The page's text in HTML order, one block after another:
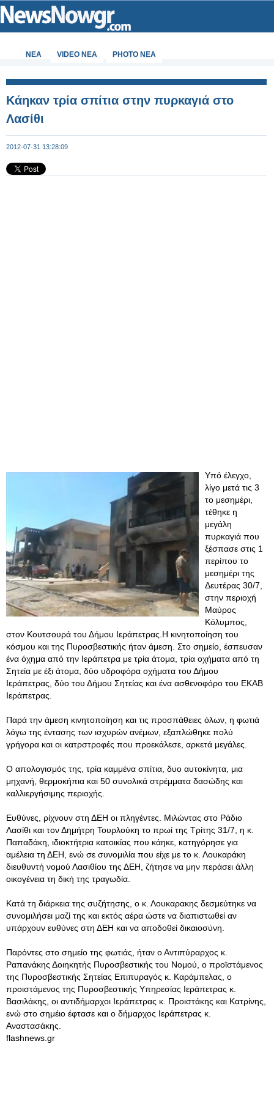
ΝΕΑ VIDEO NEA PHOTO NEA
Κάηκαν τρία σπίτια στην πυρκαγιά στο
Λασίθι
2012-07-31 13:28:09
Υπό έλεγχο,
λίγο μετά τις 3
το μεσημέρι,
τέθηκε η
μεγάλη
πυρκαγιά που
ξέσπασε στις 1
περίπου το
μεσημέρι της
Δευτέρας 30/7,
στην περιοχή
Μαύρος
Κόλυμπος,
στον Κουτσουρά του Δήμου Ιεράπετρας.Η κινητοποίηση του
κόσμου και της Πυροσβεστικής ήταν άμεση. Στο σημείο, έσπευσαν
ένα όχημα από την Ιεράπετρα με τρία άτομα, τρία οχήματα από τη
Σητεία με έξι άτομα, δύο υδροφόρα οχήματα του Δήμου
Ιεράπετρας, δύο του Δήμου Σητείας και ένα ασθενοφόρο του ΕΚΑΒ
Ιεράπετρας.
Παρά την άμεση κινητοποίηση και τις προσπάθειες όλων, η φωτιά
λόγω της έντασης των ισχυρών ανέμων, εξαπλώθηκε πολύ
γρήγορα και οι κατρστροφές που προεκάλεσε, αρκετά μεγάλες.
Ο απολογισμός της, τρία καμμένα σπίτια, δυο αυτοκίνητα, μια
μηχανή, θερμοκήπια και 50 συνολικά στρέμματα δασώδης και
καλλιεργήσιμης περιοχής.
Ευθύνες, ρίχνουν στη ΔΕΗ οι πληγέντες. Μιλώντας στο Ράδιο
Λασίθι και τον Δημήτρη Τουρλούκη το πρωί της Τρίτης 31/7, η κ.
Παπαδάκη, ιδιοκτήτρια κατοικίας που κάηκε, κατηγόρησε για
αμέλεια τη ΔΕΗ, ενώ σε συνομιλία που είχε με το κ. Λουκαράκη
διευθυντή νομού Λασιθίου της ΔΕΗ, ζήτησε να μην περάσει άλλη
οικογένεια τη δική της τραγωδία.
Κατά τη διάρκεια της συζήτησης, ο κ. Λουκαρακης δεσμεύτηκε να
συνομιλήσει μαζί της και εκτός αέρα ώστε να διαπιστωθεί αν
υπάρχουν ευθύνες στη ΔΕΗ και να αποδοθεί δικαιοσύνη.
Παρόντες στο σημείο της φωτιάς, ήταν ο Αντιπύραρχος κ.
Ραπανάκης Δοιηκητής Πυροσβεστικής του Νομού, ο προϊστάμενος
της Πυροσβεστικής Σητείας Επιπυραγός κ. Καράμπελας, ο
προιστάμενος της Πυροσβεστικής Υπηρεσίας Ιεράπετρας κ.
Βασιλάκης, οι αντιδήμαρχοι Ιεράπετρας κ. Προιστάκης και Κατρίνης,
ενώ στο σημέιο έφτασε και ο δήμαρχος Ιεράπετρας κ.
Αναστασάκης.
flashnews.gr